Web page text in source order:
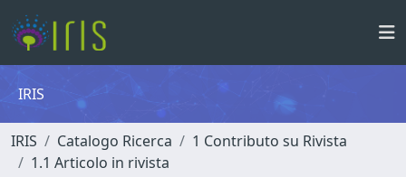
IRIS
IRIS Catalogo Ricerca
1 Contributo su Rivista
1.1 Articolo in rivista